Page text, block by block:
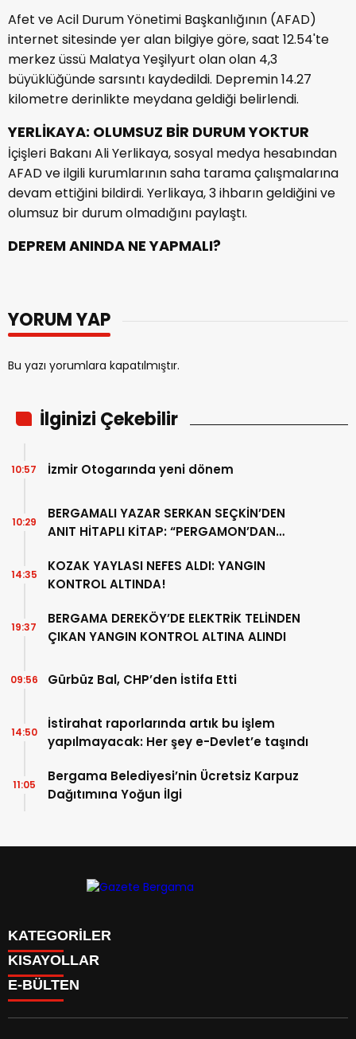
Afet ve Acil Durum Yönetimi Başkanlığının (AFAD)
internet sitesinde yer alan bilgiye göre, saat 12.54'te
merkez üssü Malatya Yeşilyurt olan olan 4,3
büyüklüğünde sarsıntı kaydedildi. Depremin 14.27
kilometre derinlikte meydana geldiği belirlendi.
YERLİKAYA: OLUMSUZ BİR DURUM YOKTUR
İçişleri Bakanı Ali Yerlikaya, sosyal medya hesabından
AFAD ve ilgili kurumlarının saha tarama çalışmalarına
devam ettiğini bildirdi. Yerlikaya, 3 ihbarın geldiğini ve
olumsuz bir durum olmadığını paylaştı.
DEPREM ANINDA NE YAPMALI?
YORUM YAP
Bu yazı yorumlara kapatılmıştır.
İlginizi Çekebilir
İzmir Otogarında yeni dönem
10:57
BERGAMALI YAZAR SERKAN SEÇKİN’DEN
ANIT HİTAPLI KİTAP: “PERGAMON’DAN
10:29
KOZAK YAYLASI NEFES ALDI: YANGIN
KONTROL ALTINDA!
14:35
BERGAMA DEREKÖY’DE ELEKTRİK TELİNDEN
ÇIKAN YANGIN KONTROL ALTINA ALINDI
19:37
Gürbüz Bal, CHP’den İstifa Etti
09:56
İstirahat raporlarında artık bu işlem
yapılmayacak: Her şey e-Devlet’e taşındı
14:50
Bergama Belediyesi’nin Ücretsiz Karpuz
Dağıtımına Yoğun İlgi
11:05
KATEGORİLER
CANLI YAYIN
BURÇLAR
KISAYOLLAR
Menü seçimi yapın. WP-ADMIN → Görünüm → Menüler
sayfasından menü eşleştirmesi yapınız.
E-BÜLTEN